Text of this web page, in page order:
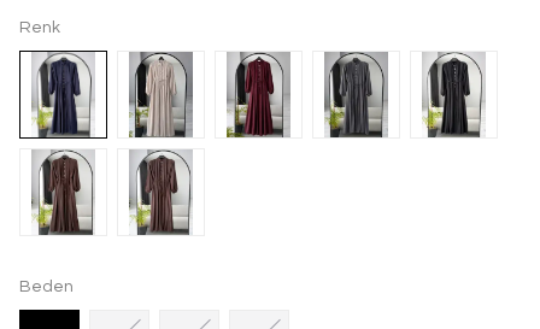
Renk
Beden